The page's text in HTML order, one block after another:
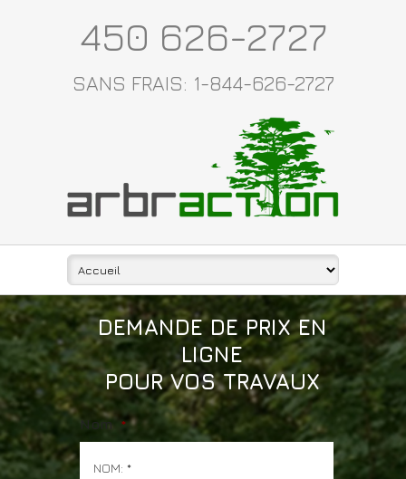
450 626-2727
SANS FRAIS: 1-844-626-2727
DEMANDE DE PRIX EN
LIGNE
POUR VOS TRAVAUX
Nom *